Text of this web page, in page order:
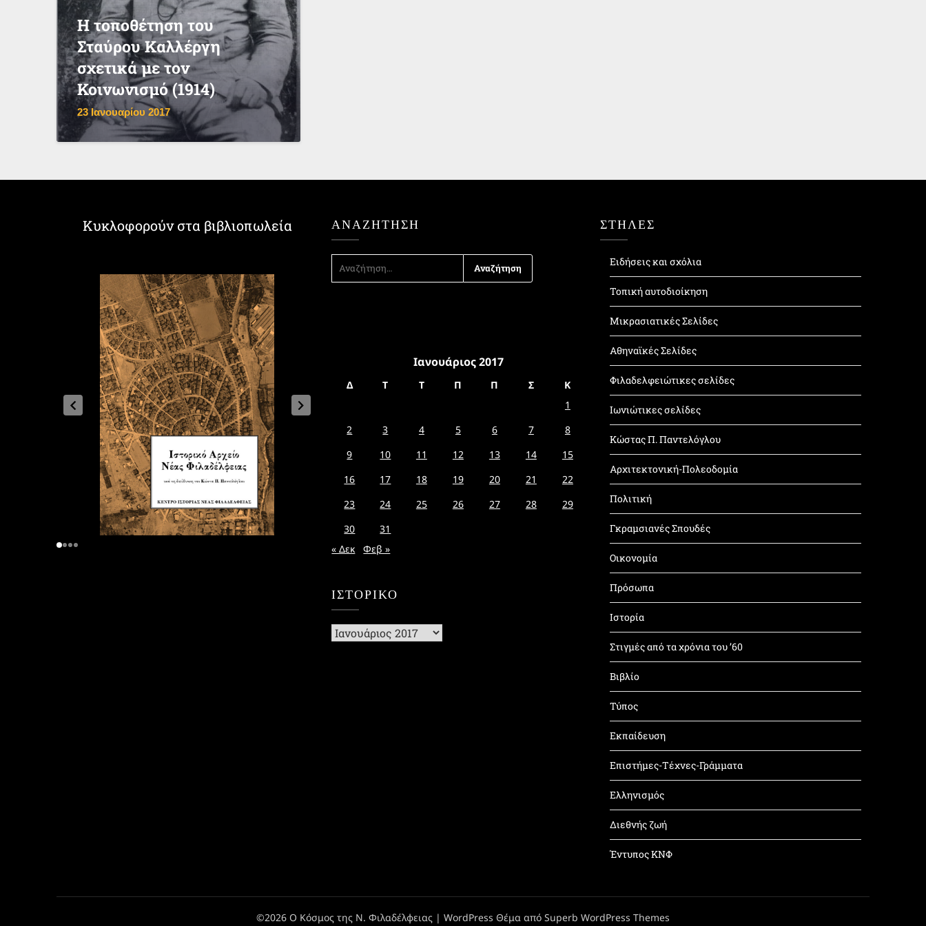
Η τοποθέτηση του
Σταύρου Καλλέργη
σχετικά με τον
Κοινωνισμό (1914)
23 Ιανουαρίου 2017
Κυκλοφορούν στα βιβλιοπωλεία ΑΝΑΖΉΤΗΣΗ
ΓΙΑ:
Ιανουάριος 2017
Δ Τ Τ Π Π Σ
Κ
1
2
3 4 5 6 7
8
9
10 11 12 13 14
15
16
17 18 19 20 21
22
23
24 25 26 27 28
29
30
31
« Δεκ
Φεβ »
ΙΣΤΟΡΙΚΌ
Ιστορικό
ΣΤΗΛΕΣ
Ειδήσεις και σχόλια
Τοπική αυτοδιοίκηση
Μικρασιατικές Σελίδες
Αθηναϊκές Σελίδες
Φιλαδελφειώτικες σελίδες
Ιωνιώτικες σελίδες
Κώστας Π. Παντελόγλου
Αρχιτεκτονική-Πολεοδομία
Πολιτική
Γκραμσιανές Σπουδές
Οικονομία
Πρόσωπα
Ιστορία
Στιγμές από τα χρόνια του ’60
Βιβλίο
Τύπος
Εκπαίδευση
Επιστήμες-Τέχνες-Γράμματα
Ελληνισμός
Διεθνής ζωή
Έντυπος ΚΝΦ
©2026 Ο Κόσμος της Ν. Φιλαδέλφειας | WordPress Θέμα από Superb WordPress Themes